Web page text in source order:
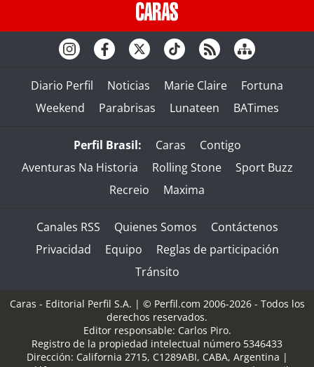
Diario Perfil Noticias Marie Claire
Fortuna
Weekend
Parabrisas Lunateen BATimes
Perfil Brasil: Caras
Contigo
Aventuras Na Historia
Rolling Stone
Sport Buzz
Recreio
Maxima
Canales RSS Quienes Somos
Contáctenos
Privacidad
Equipo
Reglas de participación
Tránsito
Caras - Editorial Perfil S.A. | © Perfil.com 2006-2026 - Todos los
derechos reservados.
Editor responsable: Carlos Piro.
Registro de la propiedad intelectual número 5346433
Dirección: California 2715, C1289ABI, CABA, Argentina |